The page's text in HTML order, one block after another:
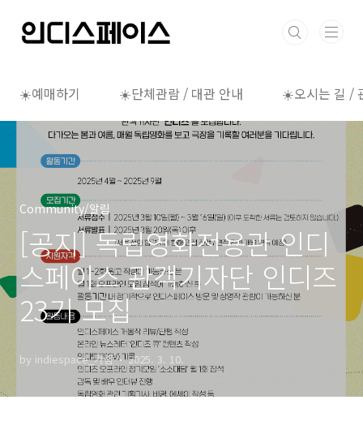
☀️예매하기 ☀️단체관람 / 대관 안내 ☀️오시는 길 /
Community/알림
[공지] 독립영화전용관 인디
스페이스 관객기자단 인디즈
23기 모집
by indiespace_가람 2025. 3. 10.